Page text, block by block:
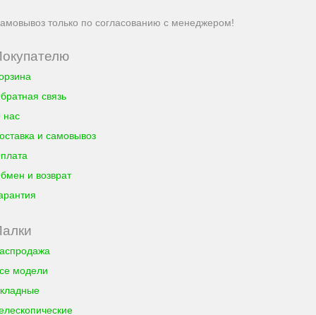
только по согласованию с менеджером!
связь
нас
и самовывоз
и возврат
модели